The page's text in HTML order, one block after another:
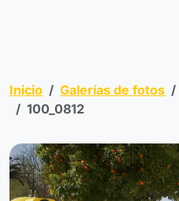
Inicio Galerías de fotos
100_0812